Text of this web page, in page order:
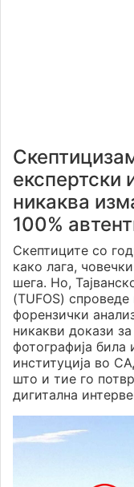
експертски
никаква
100%
Скептиците со
како лага,
шега. Но,
(TUFOS)
форензички
никакви докази
фотографија била
институција во
што и тие го
дигитална